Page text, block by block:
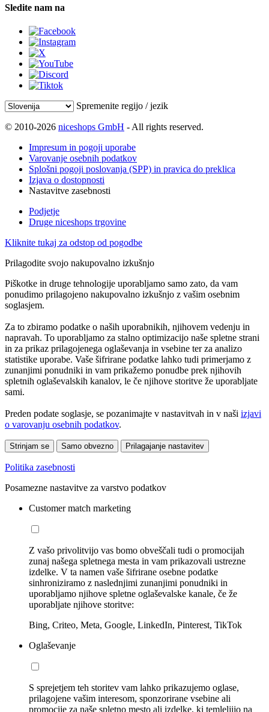
Sledite nam na
Spremenite regijo / jezik
© 2010-2026 niceshops GmbH - All rights reserved.
Impresum in pogoji uporabe
Varovanje osebnih podatkov
Splošni pogoji poslovanja (SPP) in pravica do preklica
Izjava o dostopnosti
Nastavitve zasebnosti
Podjetje
Druge niceshops trgovine
Kliknite tukaj za odstop od pogodbe
Prilagodite svojo nakupovalno izkušnjo
Piškotke in druge tehnologije uporabljamo samo zato, da vam
ponudimo prilagojeno nakupovalno izkušnjo z vašim osebnim
soglasjem.
Za to zbiramo podatke o naših uporabnikih, njihovem vedenju in
napravah. To uporabljamo za stalno optimizacijo naše spletne strani
in za prikaz prilagojenega oglaševanja in vsebine ter za analizo
statistike uporabe. Vaše šifrirane podatke lahko tudi primerjamo z
zunanjimi ponudniki in vam prikažemo ponudbe prek njihovih
spletnih oglaševalskih kanalov, le če njihove storitve že uporabljate
sami.
Preden podate soglasje, se pozanimajte v nastavitvah in v naši izjavi
o varovanju osebnih podatkov.
Strinjam se Samo obvezno Prilagajanje nastavitev
Politika zasebnosti
Posamezne nastavitve za varstvo podatkov
Customer match marketing
Z vašo privolitvijo vas bomo obveščali tudi o promocijah
zunaj našega spletnega mesta in vam prikazovali ustrezne
izdelke. V ta namen vaše šifrirane osebne podatke
sinhroniziramo z naslednjimi zunanjimi ponudniki in
uporabljamo njihove spletne oglaševalske kanale, če že
uporabljate njihove storitve:
Bing, Criteo, Meta, Google, LinkedIn, Pinterest, TikTok
Oglaševanje
S sprejetjem teh storitev vam lahko prikazujemo oglase,
prilagojene vašim interesom, sponzorirane vsebine ali
promocije za naše spletno mesto ali izdelke, ki temleljijo na